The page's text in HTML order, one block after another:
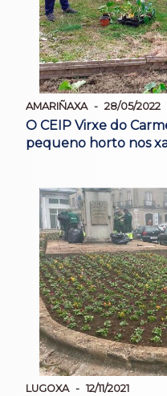
AMARIÑAXA 28/05/2022
O CEIP Virxe do
pequeno horto nos
LUGOXA 12/11/2021